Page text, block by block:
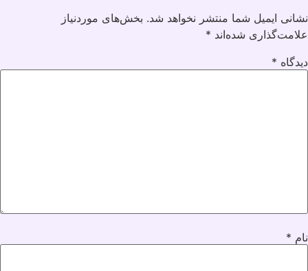
نشانی ایمیل شما منتشر نخواهد شد. بخش‌های موردنیاز
علامت‌گذاری شده‌اند *
دیدگاه *
نام *